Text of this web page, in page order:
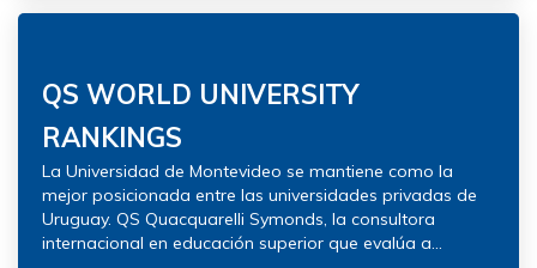
QS WORLD UNIVERSITY
RANKINGS
La Universidad de Montevideo se mantiene como la
mejor posicionada entre las universidades privadas de
Uruguay. QS Quacquarelli Symonds, la consultora
internacional en educación superior que evalúa a...